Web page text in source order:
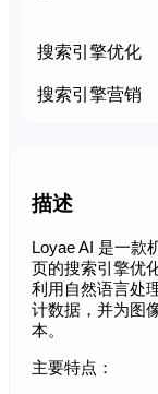
搜索引擎优化
搜索引擎营销
描述
Loyae AI 是一款
页的搜索引擎优
利用自然语言处
计数据，并为图
本。
主要特点：